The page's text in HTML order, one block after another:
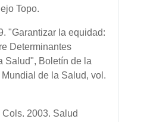
Topo.
"Garantizar la equidad:
Determinantes
Salud", Boletín de la
de la Salud, vol.
Cols. 2003. Salud